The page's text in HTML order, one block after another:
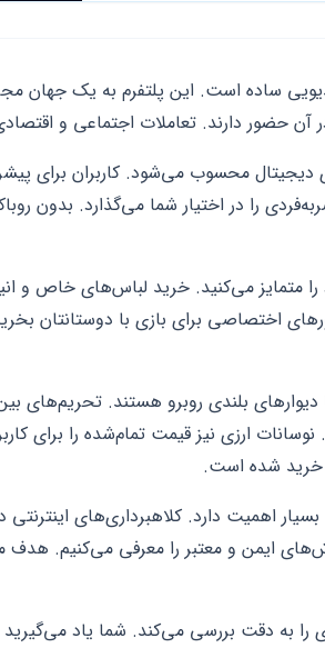
ساده است. این پلتفرم به یک
دیجیتال محسوب می‌شود. کاربران برای
را در اختیار شما می‌گذارد. بدون
را متمایز می‌کنید. خرید لباس‌های خاص و
اختصاصی برای بازی با دوستانتان
دیوارهای بلندی روبرو هستند. تحریم‌های
ارزی نیز قیمت تمام‌شده را برای
خرید شده است.
اهمیت دارد. کلاهبرداری‌های اینترنتی
ایمن و معتبر را معرفی می‌کنیم. هدف
را به دقت بررسی می‌کند. شما یاد